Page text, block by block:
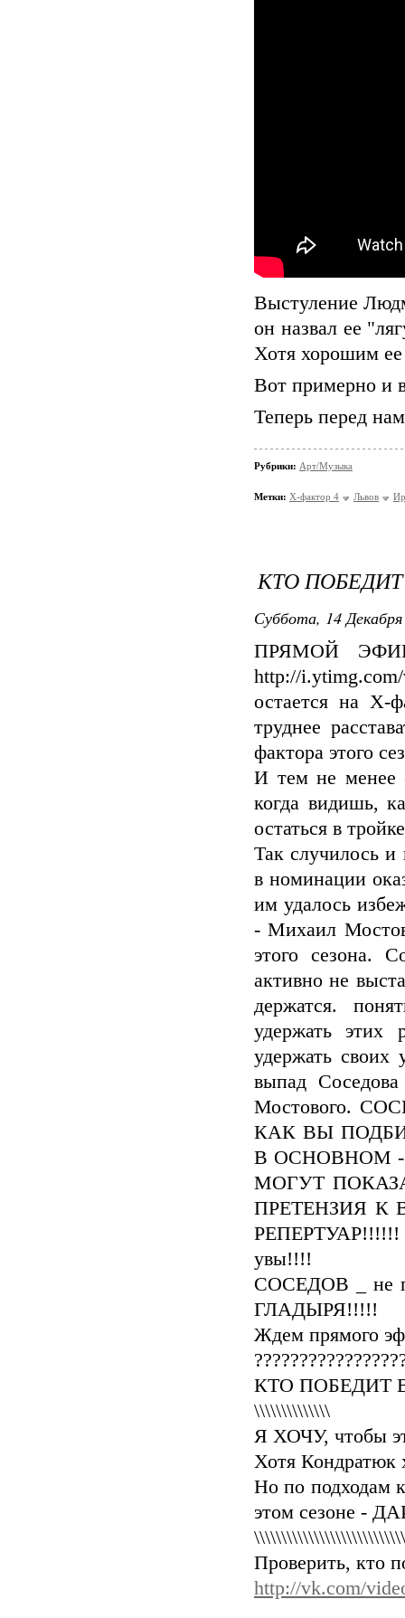
Выстуление
он назвал ее
Хотя хорошим
Вот примерно и
Теперь перед
Рубрики: Арт/Музыка
Метки: Х-фактор 4 Львов
КТО
Суббота, 14
ПРЯМОЙ ЭФИР
http://
остается на Х-
труднее
фактора этого
И тем не менее
когда видишь,
остаться в
Так случилось и
в номинации
им удалось
- Михаил
этого сезона.
активно не
держатся.
удержать
удержать своих
выпад
Мостового.
КАК ВЫ
В ОСНОВНОМ
МОГУТ
ПРЕТЕНЗИЯ К
РЕПЕРТУАР!!!!!!
увы!!!!
СОСЕДОВ _ не
ГЛАДЫРЯ!!!!!
Ждем прямого
КТО ПОБЕДИТ
\\\\\\\\\\\\\\
Я ХОЧУ, чтобы
Хотя Кондратюк
Но по подходам
этом сезоне -
Проверить, кто
http://vk.com/